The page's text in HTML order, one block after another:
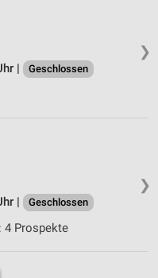
❯
|
Geschlossen
❯
|
Geschlossen
4 Prospekte